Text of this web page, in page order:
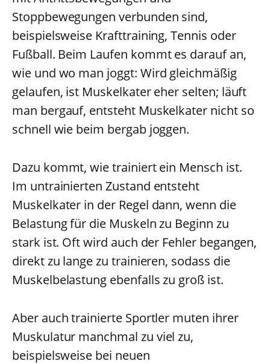
Stoppbewegungen verbunden sind,
beispielsweise Krafttraining, Tennis oder
Fußball. Beim Laufen kommt es darauf an,
wie und wo man joggt: Wird gleichmäßig
gelaufen, ist Muskelkater eher selten; läuft
man bergauf, entsteht Muskelkater nicht so
schnell wie beim bergab joggen.
Dazu kommt, wie trainiert ein Mensch ist.
Im untrainierten Zustand entsteht
Muskelkater in der Regel dann, wenn die
Belastung für die Muskeln zu Beginn zu
stark ist. Oft wird auch der Fehler begangen,
direkt zu lange zu trainieren, sodass die
Muskelbelastung ebenfalls zu groß ist.
Aber auch trainierte Sportler muten ihrer
Muskulatur manchmal zu viel zu,
beispielsweise bei neuen